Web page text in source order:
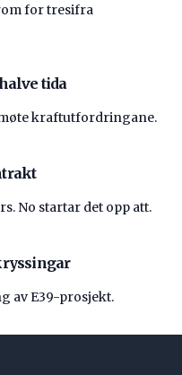
for tresifra
tida
kraftutfordringane.
No startar det opp att.
av E39-prosjekt.